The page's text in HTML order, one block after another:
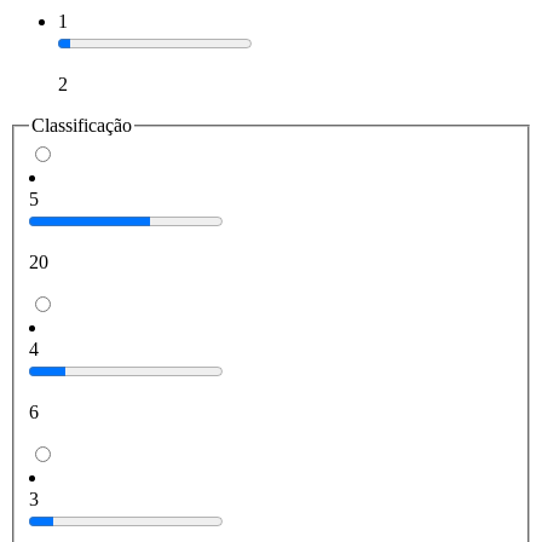
1
2
Classificação
5
20
4
6
3